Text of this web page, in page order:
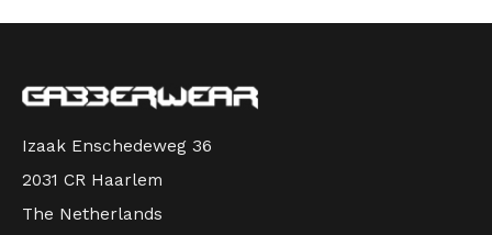
Izaak Enschedeweg 36
2031 CR Haarlem
The Netherlands